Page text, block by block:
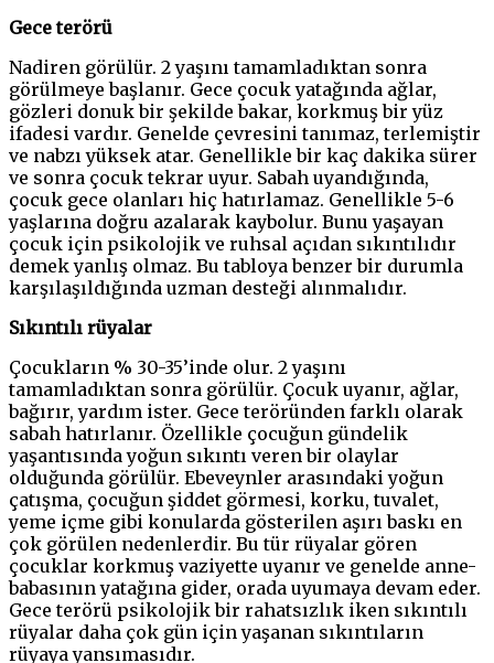
Gece terörü
Nadiren görülür. 2 yaşını tamamladıktan sonra
görülmeye başlanır. Gece çocuk yatağında ağlar,
gözleri donuk bir şekilde bakar, korkmuş bir yüz
ifadesi vardır. Genelde çevresini tanımaz, terlemiştir
ve nabzı yüksek atar. Genellikle bir kaç dakika sürer
ve sonra çocuk tekrar uyur. Sabah uyandığında,
çocuk gece olanları hiç hatırlamaz. Genellikle 5-6
yaşlarına doğru azalarak kaybolur. Bunu yaşayan
çocuk için psikolojik ve ruhsal açıdan sıkıntılıdır
demek yanlış olmaz. Bu tabloya benzer bir durumla
karşılaşıldığında uzman desteği alınmalıdır.
Sıkıntılı rüyalar
Çocukların % 30-35’inde olur. 2 yaşını
tamamladıktan sonra görülür. Çocuk uyanır, ağlar,
bağırır, yardım ister. Gece teröründen farklı olarak
sabah hatırlanır. Özellikle çocuğun gündelik
yaşantısında yoğun sıkıntı veren bir olaylar
olduğunda görülür. Ebeveynler arasındaki yoğun
çatışma, çocuğun şiddet görmesi, korku, tuvalet,
yeme içme gibi konularda gösterilen aşırı baskı en
çok görülen nedenlerdir. Bu tür rüyalar gören
çocuklar korkmuş vaziyette uyanır ve genelde anne-
babasının yatağına gider, orada uyumaya devam eder.
Gece terörü psikolojik bir rahatsızlık iken sıkıntılı
rüyalar daha çok gün için yaşanan sıkıntıların
rüyaya yansımasıdır.